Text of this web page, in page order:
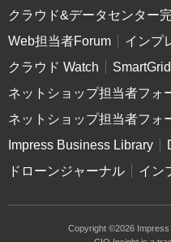
クラウド&データセンター
Web担当者Forum
インプ
クラウド Watch
ネットショップ担当者フォ
ネットショップ担当者フォ
Impress Business Library
ドローンジャーナル
イン
Copyright ©2026 Impress